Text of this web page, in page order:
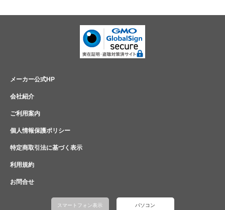
メーカー公式HP
会社紹介
ご利用案内
個人情報保護ポリシー
特定商取引法に基づく表示
利用規約
お問合せ
スマートフォン表示 パソコン